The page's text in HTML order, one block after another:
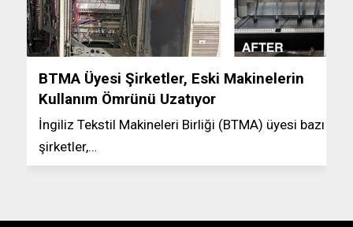
BTMA Üyesi Şirketler, Eski Makinelerin
Kullanım Ömrünü Uzatıyor
İngiliz Tekstil Makineleri Birliği (BTMA) üyesi bazı
şirketler,…